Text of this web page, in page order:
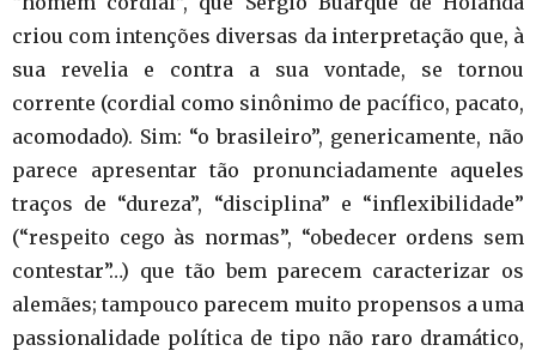
criou com intenções diversas da interpretação que, à
sua revelia e contra a sua vontade, se tornou
corrente (cordial como sinônimo de pacífico, pacato,
acomodado). Sim: “o brasileiro”, genericamente, não
parece apresentar tão pronunciadamente aqueles
traços de “dureza”, “disciplina” e “inflexibilidade”
(“respeito cego às normas”, “obedecer ordens sem
contestar”…) que tão bem parecem caracterizar os
alemães; tampouco parecem muito propensos a uma
passionalidade política de tipo não raro dramático,